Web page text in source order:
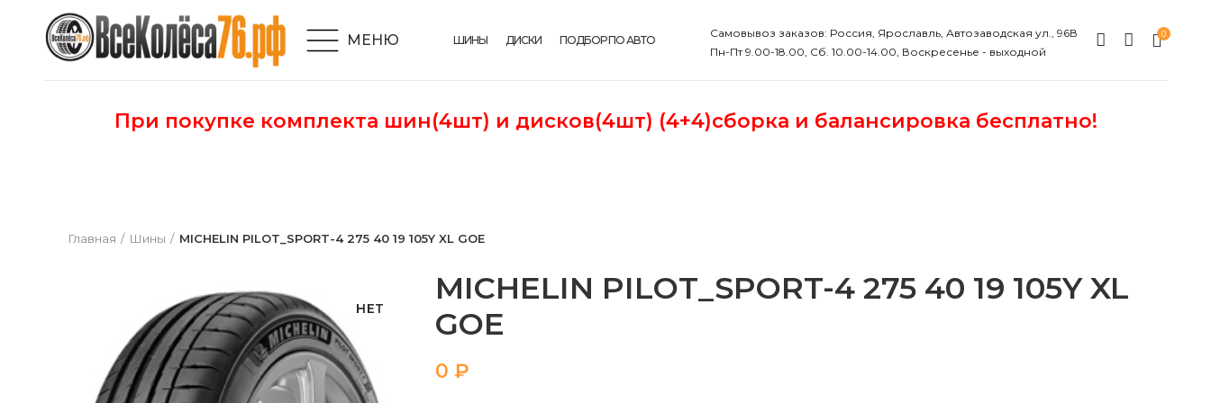
МЕНЮ ШИНЫ ДИСКИ ПОДБОР ПО АВТО
Самовывоз заказов: Россия, Ярославль, Автозаводская ул., 96В
Пн-Пт 9.00-18.00, Сб. 10.00-14.00, Воскресенье - выходной
0
При покупке комплекта шин(4шт) и дисков(4шт) (4+4)сборка и балансировка бесплатно!
Главная Шины MICHELIN PILOT_SPORT-4 275 40 19 105Y XL GOE
НЕТ
MICHELIN PILOT_SPORT-4 275 40 19 105Y XL
GOE
₽